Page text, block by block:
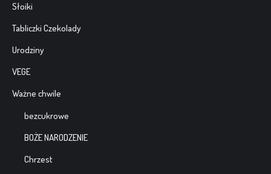
Słoiki
Tabliczki Czekolady
Urodziny
VEGE
Ważne chwile
bezcukrowe
BOŻE NARODZENIE
Chrzest